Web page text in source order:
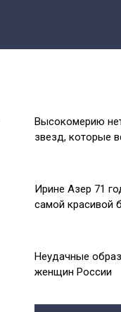
Высокомерию
звезд, которые
Ирине Азер 71
самой красивой
Неудачные
женщин России